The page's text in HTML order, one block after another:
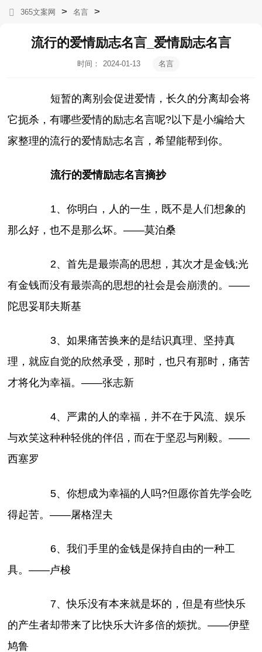
365文案网 > 名言 >
流行的爱情励志名言_爱情励志名言
时间：
2024-01-13
名言
短暂的离别会促进爱情，长久的分离却会将
它扼杀，有哪些爱情的励志名言呢?以下是小编给大
家整理的流行的爱情励志名言，希望能帮到你。
流行的爱情励志名言摘抄
1、你明白，人的一生，既不是人们想象的
那么好，也不是那么坏。——莫泊桑
2、首先是最崇高的思想，其次才是金钱;光
有金钱而没有最崇高的思想的社会是会崩溃的。——
陀思妥耶夫斯基
3、如果痛苦换来的是结识真理、坚持真
理，就应自觉的欣然承受，那时，也只有那时，痛苦
才将化为幸福。——张志新
4、严肃的人的幸福，并不在于风流、娱乐
与欢笑这种种轻佻的伴侣，而在于坚忍与刚毅。——
西塞罗
5、你想成为幸福的人吗?但愿你首先学会吃
得起苦。——屠格涅夫
6、我们手里的金钱是保持自由的一种工
具。——卢梭
7、快乐没有本来就是坏的，但是有些快乐
的产生者却带来了比快乐大许多倍的烦扰。——伊壁
鸠鲁